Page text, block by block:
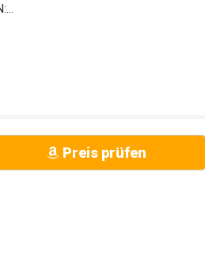
Preis prüfen